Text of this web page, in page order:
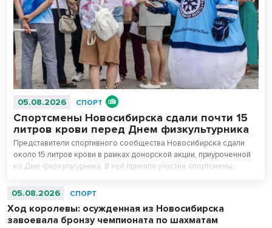
05.08.2026 СПОРТ
Спортсмены Новосибирска сдали почти 15
литров крови перед Днем физкультурника
Представители спортивного сообщества Новосибирска сдали
около 15 литров крови в рамках донорской акции, приуроченной
ко Дню физкультурника. В ней приняли участие спортсмены,
спорта, управления физической культуры и спорта мэрии города, а
05.08.2026 СПОРТ
Ход королевы: осужденная из Новосибирска
завоевала бронзу чемпионата по шахматам